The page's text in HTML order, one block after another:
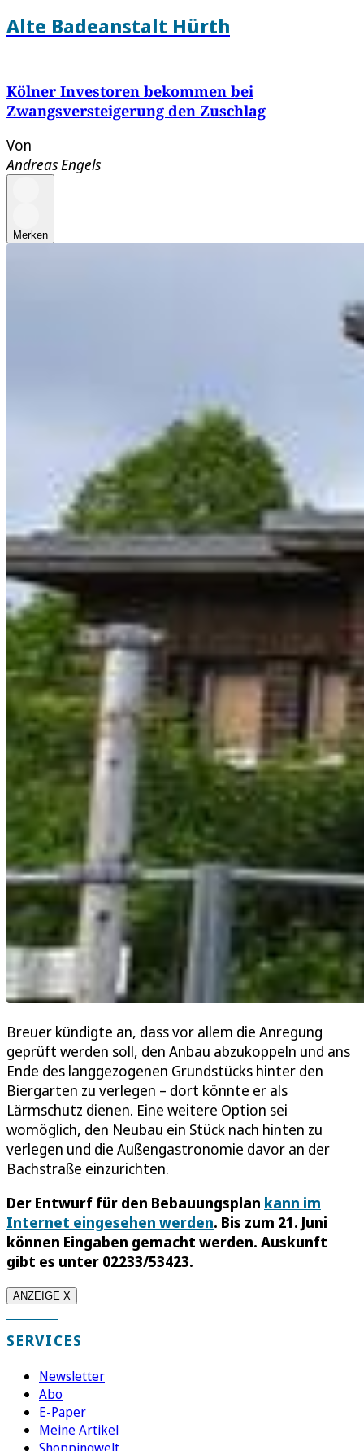
Alte Badeanstalt Hürth
Kölner Investoren bekommen bei
Zwangsversteigerung den Zuschlag
Von
Andreas Engels
Merken
Breuer kündigte an, dass vor allem die Anregung
geprüft werden soll, den Anbau abzukoppeln und ans
Ende des langgezogenen Grundstücks hinter den
Biergarten zu verlegen – dort könnte er als
Lärmschutz dienen. Eine weitere Option sei
womöglich, den Neubau ein Stück nach hinten zu
verlegen und die Außengastronomie davor an der
Bachstraße einzurichten.
Der Entwurf für den Bebauungsplan kann im
Internet eingesehen werden. Bis zum 21. Juni
können Eingaben gemacht werden. Auskunft
gibt es unter 02233/53423.
ANZEIGE X
SERVICES
Newsletter
Abo
E-Paper
Meine Artikel